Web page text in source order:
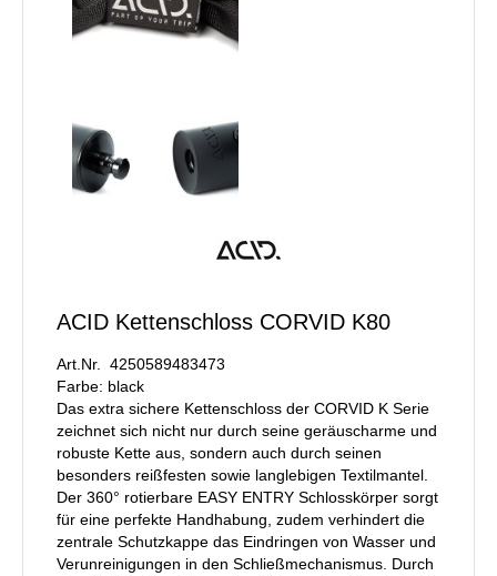
ACID Kettenschloss CORVID K80
Art.Nr. 4250589483473
Farbe: black
Das extra sichere Kettenschloss der CORVID K Serie
zeichnet sich nicht nur durch seine geräuscharme und
robuste Kette aus, sondern auch durch seinen
besonders reißfesten sowie langlebigen Textilmantel.
Der 360° rotierbare EASY ENTRY Schlosskörper sorgt
für eine perfekte Handhabung, zudem verhindert die
zentrale Schutzkappe das Eindringen von Wasser und
Verunreinigungen in den Schließmechanismus. Durch